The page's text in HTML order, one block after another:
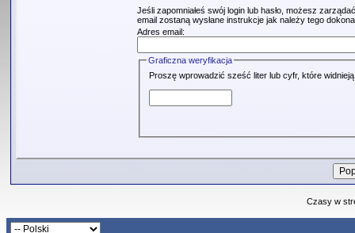
Jeśli zapomniałeś swój login lub hasło, możesz
email zostaną wysłane instrukcje jak należy tego
Adres email:
Graficzna weryfikacja
Proszę wprowadzić sześć liter lub cyfr, które
Czasy w